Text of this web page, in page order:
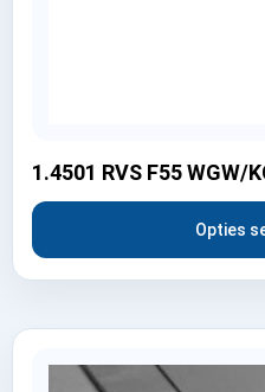
1.4501 RVS F55 WGW/
Opties